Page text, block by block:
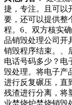
息化的发展，光盘
于各个领域。然而
的光盘文件，一旦
权益造成严重损害
现场应设为禁止外
随着商业活动的日
益增长。这些单据
户的个人信息、公
险保平安迎大庆”
责任人要高度重视
意外，也不会造成
间捡到一本护照，
查询成功联系上失
到南京旅游，刚下
是建立我省废旧物
范，对于在固体废
中，可能对环境造
搭建废旧物资回收
度的要求。专业性
会针对于相关的产
捷，专注。且可以
要，还可以提供整
程。6、双方核实
品销毁处理公司开
销毁程序结束。、
电话号码多少？电
毁处理。将电子产
进行反复碾压，直
残渣进行分离，将